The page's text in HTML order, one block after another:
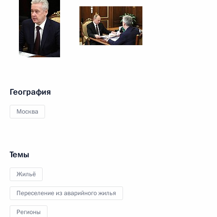
География
Москва
Темы
Жильё
Переселение из аварийного жилья
Регионы